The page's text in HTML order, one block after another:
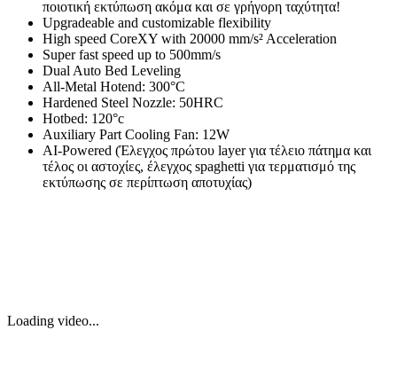
ποιοτική εκτύπωση ακόμα και σε γρήγορη ταχύτητα!
Upgradeable and customizable flexibility
High speed CoreXY with 20000 mm/s² Acceleration
Super fast speed up to 500mm/s
Dual Auto Bed Leveling
All-Metal Hotend: 300°C
Hardened Steel Nozzle: 50HRC
Hotbed: 120°c
Auxiliary Part Cooling Fan: 12W
AI-Powered (Έλεγχος πρώτου layer για τέλειο πάτημα και
τέλος οι αστοχίες, έλεγχος spaghetti για τερματισμό της
εκτύπωσης σε περίπτωση αποτυχίας)
Loading video...